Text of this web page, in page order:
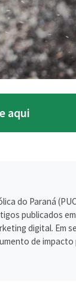
aqui
do Paraná
publicados
digital. Em
de